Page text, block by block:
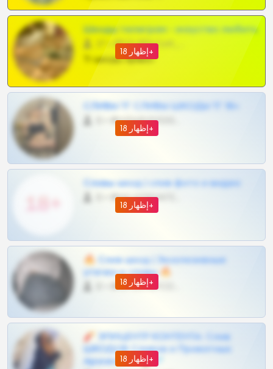
إظهار 18+
Шкоды телеграм - искуство любить
Тг шкоды приват
إظهار 18+
СЛИВЫ ТГ СЛИВЫ ШКОДЫ ТГ 18+
إظهار 18+
Сливы шкод | слив фото и видео
إظهار 18+
🔥 Слив шкод | Эксклюзивные
утечки и сливы 🔥
إظهار 18+
🧨 ЭПИЦЕНТР КОНТЕНТА: Слив
ШКОДОВ Сливов и Приватных
Архивов ТГ 🔞💎